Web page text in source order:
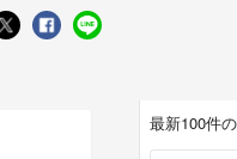
最新100件